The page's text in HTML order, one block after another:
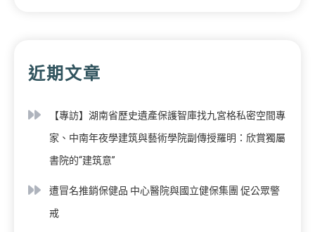
近期文章
【專訪】湖南省歷史遺產保護智庫找九宮格私密空間專
家、中南年夜學建筑與藝術學院副傳授羅明：欣賞獨屬
書院的“建筑意”
遭冒名推銷保健品 中心醫院與國立健保集團 促公眾警
戒